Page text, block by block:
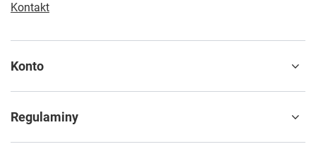
Kontakt
Konto
Regulaminy